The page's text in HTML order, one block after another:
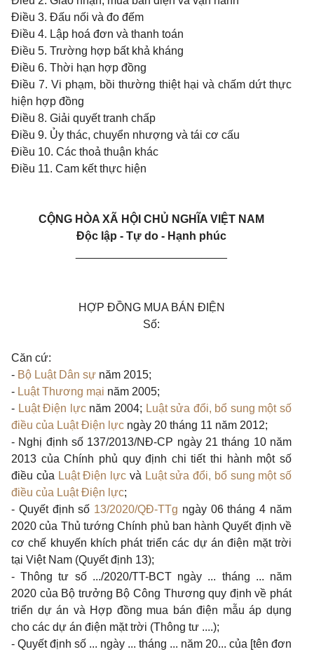
Điều 3. Đấu nối và đo đếm
Điều 4. Lập hoá đơn và thanh toán
Điều 5. Trường hợp bất khả kháng
Điều 6. Thời hạn hợp đồng
Điều 7. Vi phạm, bồi thường thiệt hại và chấm dứt thực
hiện hợp đồng
Điều 8. Giải quyết tranh chấp
Điều 9. Ủy thác, chuyển nhượng và tái cơ cấu
Điều 10. Các thoả thuận khác
Điều 11. Cam kết thực hiện
CỘNG HÒA XÃ HỘI CHỦ NGHĨA VIỆT NAM
Độc lập - Tự do - Hạnh phúc
HỢP ĐỒNG MUA BÁN ĐIỆN
Số:
Căn cứ:
- Bộ Luật Dân sự năm 2015;
- Luật Thương mại năm 2005;
- Luật Điện lựcnăm 2004; Luật sửa đổi, bổ sung một số
điều của Luật Điện lực ngày 20 tháng 11 năm 2012;
- Nghị định số 137/2013/NĐ-CP ngày 21 tháng 10 năm
2013 của Chính phủ quy định chi tiết thi hành một số
điều của Luật Điện lực và Luật sửa đổi, bổ sung một số
điều của Luật Điện lực;
- Quyết định số 13/2020/QĐ-TTg ngày 06 tháng 4 năm
2020 của Thủ tướng Chính phủ ban hành Quyết định về
cơ chế khuyến khích phát triển các dự án điện mặt trời
tại Việt Nam (Quyết định 13);
- Thông tư số .../2020/TT-BCT ngày ... tháng ... năm
2020 của Bộ trưởng Bộ Công Thương quy định về phát
triển dự án và Hợp đồng mua bán điện mẫu áp dụng
cho các dự án điện mặt trời (Thông tư ....);
- Quyết định số ... ngày ... tháng ... năm 20... của [tên đơn